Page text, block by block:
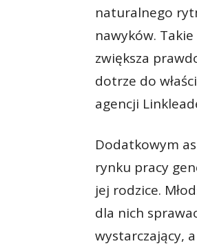
naturalnego
nawyków.
zwiększa
dotrze do
agencji
Dodatkowym
rynku pracy
jej rodzice.
dla nich
wystarczający,